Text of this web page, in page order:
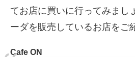
てお店に買いに行ってみまし
ーダを販売しているお店をご
Cafe ON